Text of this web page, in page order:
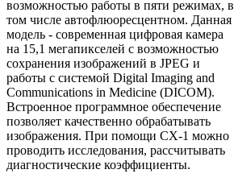
возможностью работы в пяти режимах, в
том числе автофлюоресцентном. Данная
модель - современная цифровая камера
на 15,1 мегапикселей с возможностью
сохранения изображений в JPEG и
работы с системой Digital Imaging and
Communications in Medicine (DICOM).
Встроенное программное обеспечение
позволяет качественно обрабатывать
изображения. При помощи CX-1 можно
проводить исследования, рассчитывать
диагностические коэффициенты.